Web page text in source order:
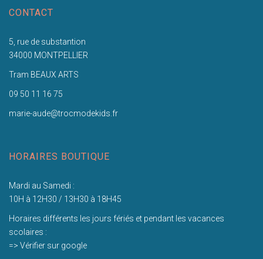
CONTACT
5, rue de substantion
34000 MONTPELLIER
Tram BEAUX ARTS
09 50 11 16 75
marie-aude@trocmodekids.fr
HORAIRES BOUTIQUE
Mardi au Samedi :
10H à 12H30 / 13H30 à 18H45
Horaires différents les jours fériés et pendant les vacances
scolaires :
=> Vérifier sur google